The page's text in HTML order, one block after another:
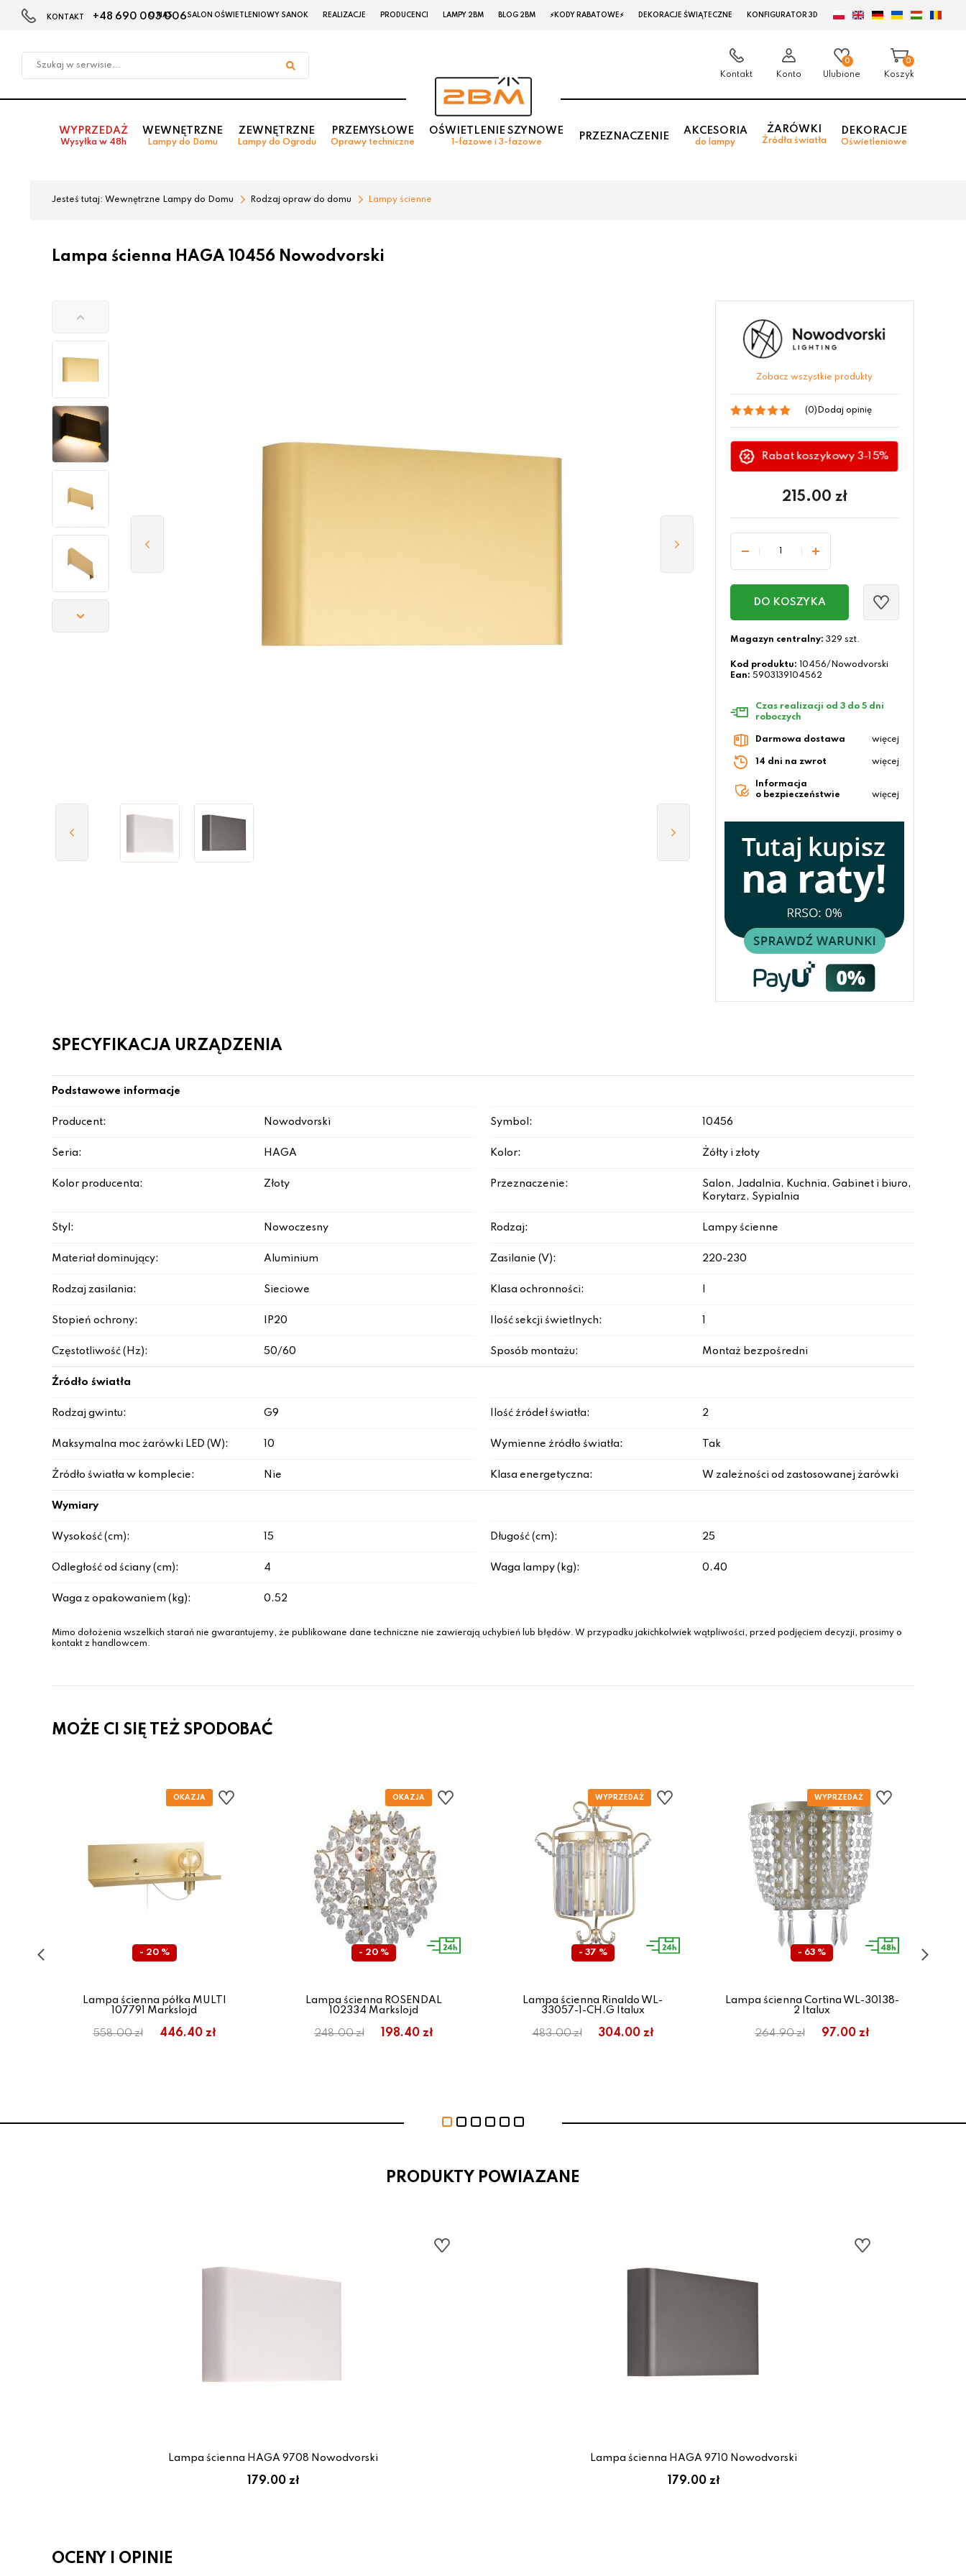
w
KONTAKT +48 690 003 006
O NAS SALON OŚWIETLENIOWY SANOK REALIZACJE PRODUCENCI LAMPY 2BM BLOG 2BM ⚡KODY RABATOWE⚡ DEKORACJE ŚWIĄTECZNE KONFIGURATOR 3D
Kontakt Konto
0
Ulubione
0
Koszyk
WYPRZEDAŻ
Wysyłka w 48h
WEWNĘTRZNE
Lampy do Domu
ZEWNĘTRZNE
Lampy do Ogrodu
PRZEMYSŁOWE
Oprawy techniczne
OŚWIETLENIE SZYNOWE
1-fazowe i 3-fazowe
PRZEZNACZENIE
AKCESORIA
do lampy
ŻARÓWKI
Źródła światła
DEKORACJE
Oświetleniowe
Jesteś tutaj: Wewnętrzne Lampy do Domu Rodzaj opraw do domu Lampy ścienne
Lampa ścienna HAGA 10456 Nowodvorski
Zobacz wszystkie produkty
(0) Dodaj opinię
Rabat koszykowy 3-15%
215.00 zł
DO KOSZYKA
Magazyn centralny: 329 szt.
Kod produktu:
10456/Nowodvorski
Ean: 5903139104562
Czas realizacji od 3 do 5 dni
roboczych
Darmowa dostawa więcej
14 dni na zwrot więcej
Informacja
o bezpieczeństwie
więcej
SPECYFIKACJA URZĄDZENIA
Podstawowe informacje
Producent: Nowodvorski Symbol: 10456
Seria: HAGA Kolor: Żółty i złoty
Kolor producenta: Złoty Przeznaczenie:
Salon, Jadalnia, Kuchnia, Gabinet i biuro,
Korytarz, Sypialnia
Styl: Nowoczesny Rodzaj: Lampy ścienne
Materiał dominujący: Aluminium Zasilanie (V): 220-230
Rodzaj zasilania: Sieciowe Klasa ochronności:
Stopień ochrony: IP20 Ilość sekcji świetlnych:
Częstotliwość (Hz): 50/60 Sposób montażu: Montaż bezpośredni
Źródło światła
Rodzaj gwintu: G9 Ilość źródeł światła: 2
Maksymalna moc żarówki LED (W): 10 Wymienne źródło światła: Tak
Źródło światła w komplecie: Nie Klasa energetyczna: W zależności od zastosowanej żarówki
Wymiary
Wysokość (cm): 15 Długość (cm): 25
Odległość od ściany (cm): 4 Waga lampy (kg): 0.40
Waga z opakowaniem (kg): 0.52
Mimo dołożenia wszelkich starań nie gwarantujemy, że publikowane dane techniczne nie zawierają uchybień lub błędów. W przypadku jakichkolwiek wątpliwości, przed podjęciem decyzji, prosimy o
kontakt z handlowcem.
MOŻE CI SIĘ TEŻ SPODOBAĆ
- 20 %
Lampa ścienna półka MULTI
107791 Markslojd
558.00 zł 446.40 zł
- 20 %
Lampa ścienna ROSENDAL
102334 Markslojd
248.00 zł 198.40 zł
- 37 %
Lampa ścienna Rinaldo WL-
33057-1-CH.G Italux
483.00 zł 304.00 zł
- 63 %
Lampa ścienna Cortina WL-30138-
2 Italux
264.90 zł 97.00 zł
PRODUKTY POWIAZANE
Lampa ścienna HAGA 9708 Nowodvorski
179.00 zł
Lampa ścienna HAGA 9710 Nowodvorski
179.00 zł
OCENY I OPINIE